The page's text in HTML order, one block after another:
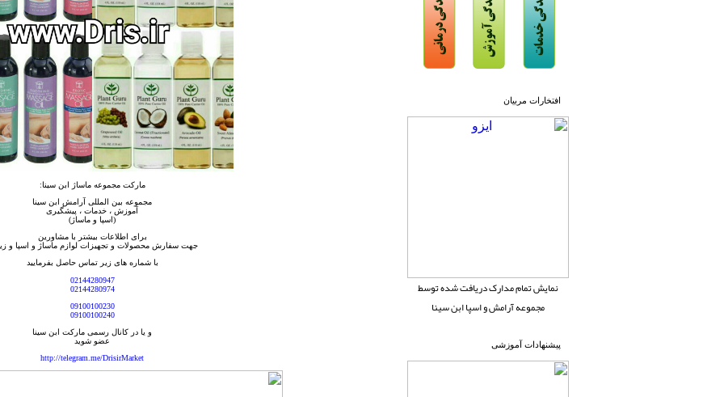
مارکت مجموعه ماساژ ابن سینا:
مجموعه بین المللی آرامش ابن سینا
آموزش ، خدمات ، پیشگیری
(اسپا و ماساژ)
برای اطلاعات بیشتر با مشاورین
جهت سفارش محصولات و تجهیزات لوازم ماساژ و اسپا و
با شماره های زیر تماس حاصل بفرمایید
02144280947
02144280974
09100100230
09100100240
و یا در کانال رسمی مارکت ابن سینا
عضو شوید
http://telegram.me/DrisirMarket
افتخارات مربیان
نمایش تمام مدارک دریافت شده توسط
مجموعه آرامش و اسپا ابن سینا
پیشنهادات آموزشی